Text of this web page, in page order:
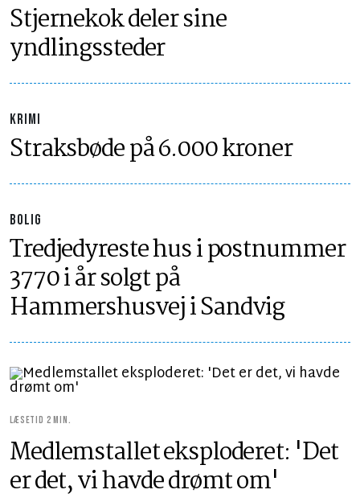
Stjernekok deler sine
yndlingssteder
KRIMI
Straksbøde på 6.000 kroner
BOLIG
Tredjedyreste hus i postnummer
3770 i år solgt på
Hammershusvej i Sandvig
LÆSETID 2 MIN.
Medlemstallet eksploderet: 'Det
er det, vi havde drømt om'